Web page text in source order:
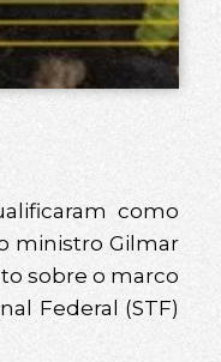
como
ministro Gilmar
sobre o marco
Federal (STF)